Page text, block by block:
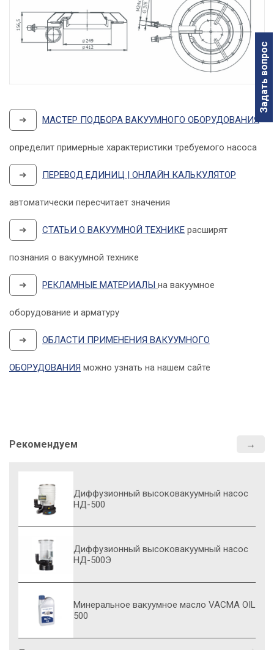
Задать вопрос
➜ МАСТЕР ПОДБОРА ВАКУУМНОГО ОБОРУДОВАНИЯ
определит примерные характеристики требуемого насоса
➜ ПЕРЕВОД ЕДИНИЦ | ОНЛАЙН КАЛЬКУЛЯТОР
автоматически пересчитает значения
➜ СТАТЬИ О ВАКУУМНОЙ ТЕХНИКЕ расширят
познания о вакуумной технике
➜ РЕКЛАМНЫЕ МАТЕРИАЛЫ на вакуумное
оборудование и арматуру
➜ ОБЛАСТИ ПРИМЕНЕНИЯ ВАКУУМНОГО
ОБОРУДОВАНИЯ можно узнать на нашем сайте
Рекомендуем
Диффузионный высоковакуумный насос
НД-500
Диффузионный высоковакуумный насос
НД-500Э
Минеральное вакуумное масло VACMA OIL
500